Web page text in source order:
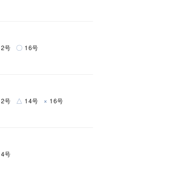
号 〇 16号
号 △ 14号 × 16号
号